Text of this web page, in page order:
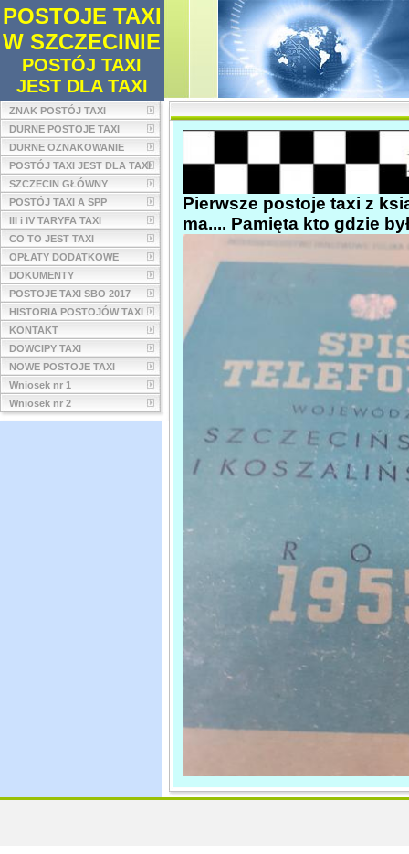
POSTOJE TAXI
W SZCZECINIE
POSTÓJ TAXI
JEST DLA TAXI
ZNAK POSTÓJ TAXI
DURNE POSTOJE TAXI
DURNE OZNAKOWANIE
POSTÓJ TAXI JEST DLA TAXI
SZCZECIN GŁÓWNY
POSTÓJ TAXI A SPP
III i IV TARYFA TAXI
CO TO JEST TAXI
OPŁATY DODATKOWE
DOKUMENTY
POSTOJE TAXI SBO 2017
HISTORIA POSTOJÓW TAXI
KONTAKT
DOWCIPY TAXI
NOWE POSTOJE TAXI
Wniosek nr 1
Wniosek nr 2
Pierwsze postoje taxi z
ma.... Pamięta kto gdzie